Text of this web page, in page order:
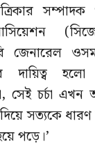
জেনারেল
দায়িত্ব
চর্চা এখন
সত্যকে
পড়ে।’